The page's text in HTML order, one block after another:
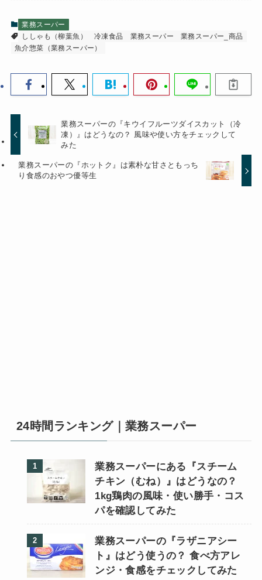
業務スーパー
ししゃも（柳葉魚）
冷凍食品 業務スーパー
業務スーパー_商品
魚介惣菜（業務スーパー）
業務スーパーの『キウイフルーツダイスカット（冷
凍）』はどうなの？ 風味や使い方をチェックして
みた
業務スーパーの『ホットク』は素朴な甘さともっち
り食感のおやつ優等生
24時間ランキング｜業務スーパー
業務スーパーにある『スチーム
チキン（むね）』はどうなの？
1kg鶏肉の風味・使い勝手・コス
パを確認してみた
業務スーパーの『ラザニアシー
ト』はどう使うの？ 食べ方アレ
ンジ・食感をチェックしてみた